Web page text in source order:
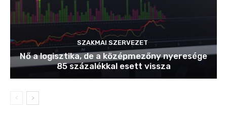
SZAKMAI SZERVEZET
Nő a logisztika, de a középmezőny nyeresége
85 százalékkal esett vissza